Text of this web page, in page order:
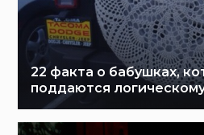
22 факта о бабушках,
поддаются